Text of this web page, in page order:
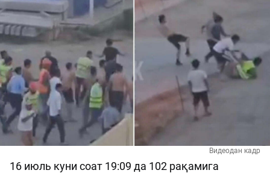
Видеодан кадр
16 июль куни соат 19:09 да 102 рақамига